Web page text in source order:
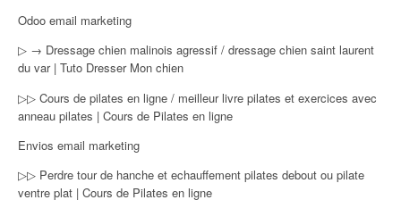
Odoo email marketing
▷ → Dressage chien malinois agressif / dressage chien saint laurent
du var | Tuto Dresser Mon chien
▷▷ Cours de pilates en ligne / meilleur livre pilates et exercices avec
anneau pilates | Cours de Pilates en ligne
Envios email marketing
▷▷ Perdre tour de hanche et echauffement pilates debout ou pilate
ventre plat | Cours de Pilates en ligne